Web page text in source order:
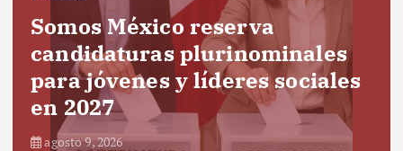
Somos México reserva
candidaturas plurinominales
para jóvenes y líderes sociales
en 2027
agosto 9, 2026